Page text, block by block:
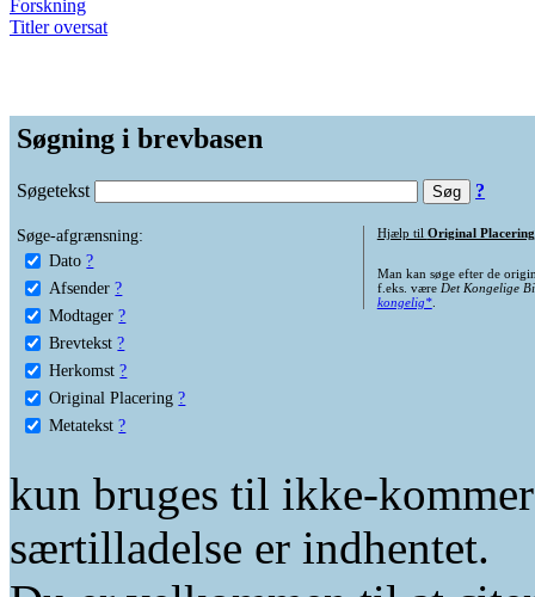
Forskning
Titler oversat
Søgning i brevbasen
Søgetekst ?
Søge-afgrænsning:
Dato ?
Afsender ?
Modtager ?
Brevtekst ?
Herkomst ?
Original Placering ?
Metatekst ?
Hjælp til Original Placering
Man kan søge efter de
f.eks. være Det Kongelige
kongelig*.
kun bruges til ikke-
særtilladelse er indhentet.